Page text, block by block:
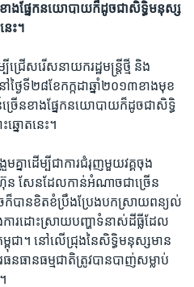
ខាង​ផ្នែក​នយោបាយ​ក៏​ដូច​ជា​សិទ្ធិ​មនុស្ស​
ះ។
រើសរើស​នាយករដ្ឋ​មន្ត្រី​ថ្មី​ និង​
ងៃទី​២៨​ខែ​កក្កដា​ឆ្នាំ​២០១៣​ខាង​មុខ​
ច្រើន​ខាង​ផ្នែក​នយោបាយ​ក៏​ដូច​ជា​សិទ្ធិ​
នោត​នេះ។
នា​ដើម្បី​ជា​ការ​ជំរុញ​មួយ​វគ្គ​ចុង
ហ៊ុន សែន​ដែល​កាន់​អំណាច​ជាច្រើន​
បាន​ខិតខំប្រឹង​ប្រែង​បកស្រាយ​ពន្យល់​
ការ​ដោះ​ស្រាយ​បញ្ហា​ទំនាស់​ដី​ធ្លី​ដែល​
ម្ពុជា។ នៅលើ​ជ្រុង​នៃ​សិទ្ធិ​មនុស្ស​មាន​
ន​ធាន​ធម្មជាតិ​ត្រូវបាន​បាញ់​សម្លាប់​